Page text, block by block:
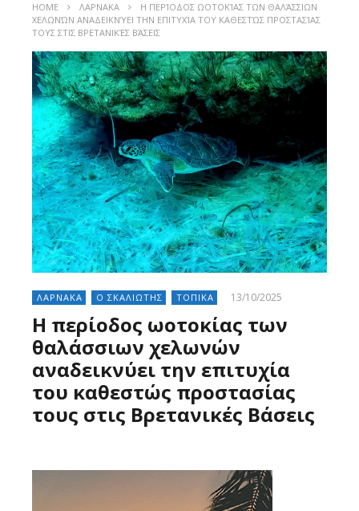
HOME ΛΑΡΝΑΚΑ
Η ΠΕΡΊΟΔΟΣ ΩΟΤΟΚΊΑΣ ΤΩΝ ΘΑΛΆΣΣΙΩΝ
ΧΕΛΩΝΏΝ ΑΝΑΔΕΙΚΝΎΕΙ ΤΗΝ ΕΠΙΤΥΧΊΑ ΤΟΥ ΚΑΘΕΣΤΏΣ ΠΡΟΣΤΑΣΊΑΣ
ΤΟΥΣ ΣΤΙΣ ΒΡΕΤΑΝΙΚΈΣ ΒΆΣΕΙΣ
ΛΑΡΝΑΚΑ Ο ΣΚΑΛΙΩΤΗΣ ΤΟΠΙΚΑ 13/10/2025
Η περίοδος ωοτοκίας των
θαλάσσιων χελωνών
αναδεικνύει την επιτυχία
του καθεστώς προστασίας
τους στις Βρετανικές Βάσεις